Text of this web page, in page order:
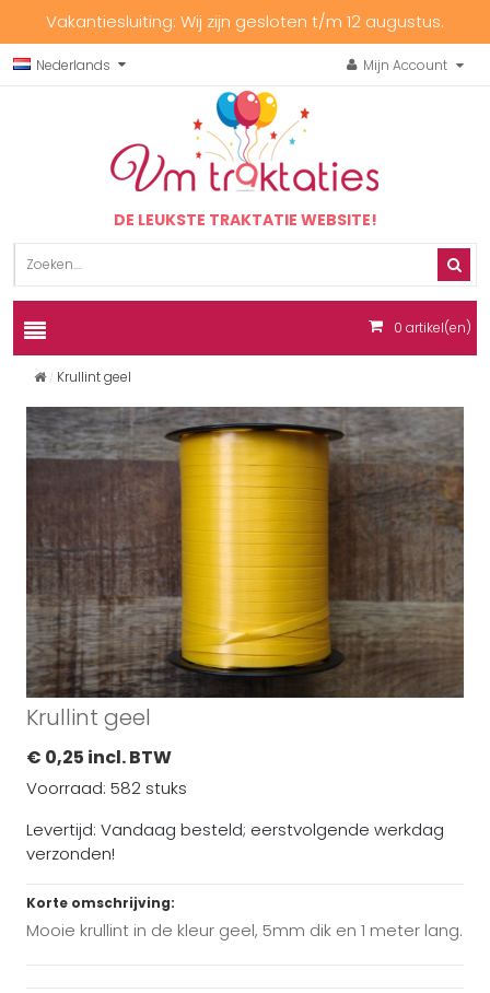
Vakantiesluiting: Wij zijn gesloten t/m 12 augustus.
Nederlands Mijn Account
DE LEUKSTE TRAKTATIE WEBSITE!
0 artikel(en)
Krullint geel
Krullint geel
€ 0,25 incl. BTW
Voorraad: 582 stuks
Levertijd: Vandaag besteld; eerstvolgende werkdag
verzonden!
Korte omschrijving:
Mooie krullint in de kleur geel, 5mm dik en 1 meter lang.